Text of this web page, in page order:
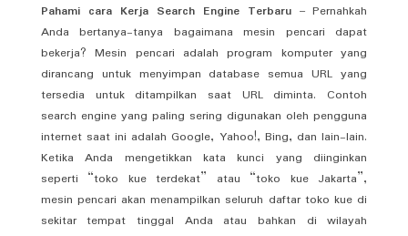
Pahami cara Kerja Search Engine Terbaru– Pernahkah
Anda bertanya-tanya bagaimana mesin pencari dapat
bekerja? Mesin pencari adalah program komputer yang
dirancang untuk menyimpan database semua URL yang
tersedia untuk ditampilkan saat URL diminta. Contoh
search engine yang paling sering digunakan oleh pengguna
internet saat ini adalah Google, Yahoo!, Bing, dan lain-lain.
Ketika Anda mengetikkan kata kunci yang diinginkan
seperti “toko kue terdekat” atau “toko kue Jakarta”,
mesin pencari akan menampilkan seluruh daftar toko kue di
sekitar tempat tinggal Anda atau bahkan di wilayah